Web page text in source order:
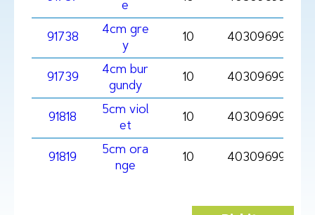
e
91738
4cm gre
y
10 4030969917381
91739
4cm bur
gundy
10
91818
5cm viol
et
10 4030969918180
91819
5cm ora
nge
10 4030969918197